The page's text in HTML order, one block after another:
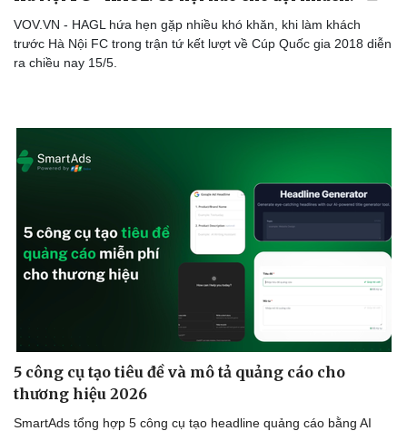
VOV.VN - HAGL hứa hẹn gặp nhiều khó khăn, khi làm khách
trước Hà Nội FC trong trận tứ kết lượt về Cúp Quốc gia 2018 diễn
ra chiều nay 15/5.
5 công cụ tạo tiêu đề và mô tả quảng cáo cho
thương hiệu 2026
SmartAds tổng hợp 5 công cụ tạo headline quảng cáo bằng AI